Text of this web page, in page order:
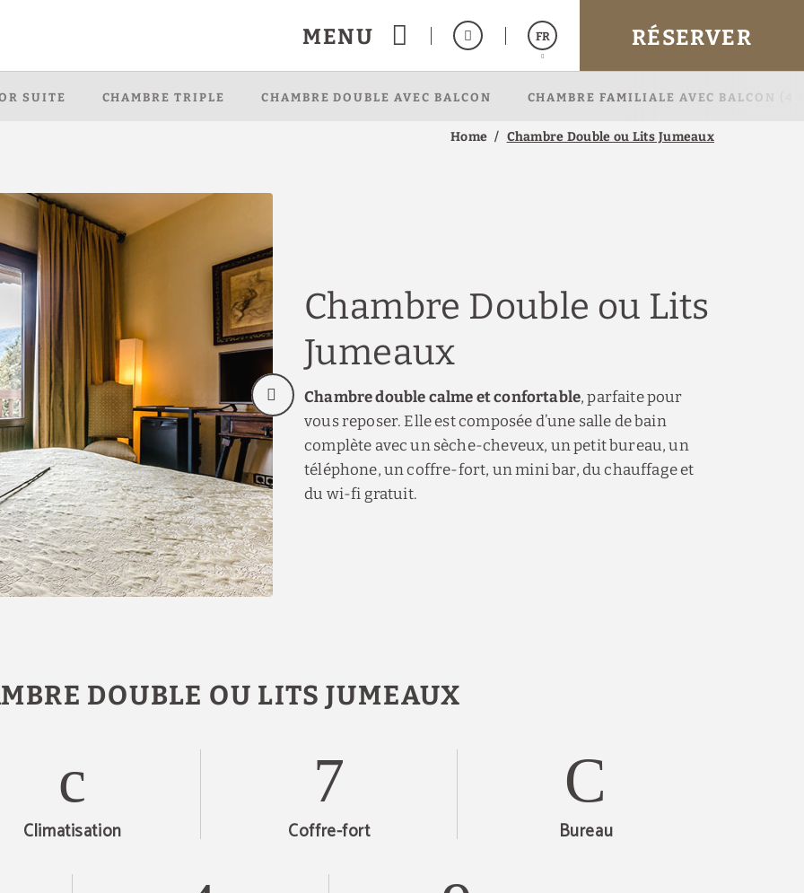
MENU FR
Español
English
RÉSERVER
à Ponferrada. Site Web Officiel.
SUITE CHAMBRE TRIPLE CHAMBRE DOUBLE AVEC BALCON CHAMBRE FAMILIALE AVEC BALCON (4
Home Chambre Double ou Lits Jumeaux
Chambre Double ou Lits
Jumeaux
Chambre double calme et confortable, parfaite pour
vous reposer. Elle est composée d’une salle de bain
complète avec un sèche-cheveux, un petit bureau, un
téléphone, un coffre-fort, un mini bar, du chauffage et
du wi-fi gratuit.
DOUBLE OU LITS JUMEAUX
Climatisation Coffre-fort Bureau